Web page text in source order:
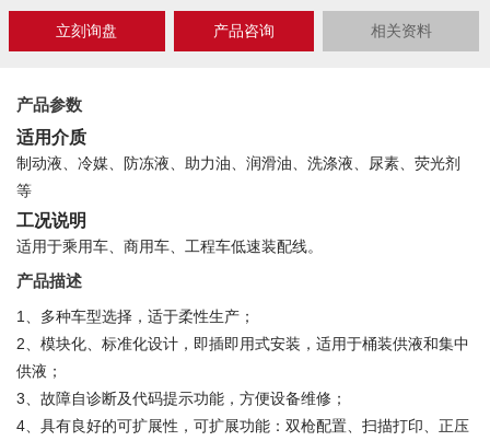
立刻询盘 产品咨询 相关资料
产品参数
适用介质
制动液、冷媒、防冻液、助力油、润滑油、洗涤液、尿素、荧光剂
等
工况说明
适用于乘用车、商用车、工程车低速装配线。
产品描述
1、多种车型选择，适于柔性生产；
2、模块化、标准化设计，即插即用式安装，适用于桶装供液和集中
供液；
3、故障自诊断及代码提示功能，方便设备维修；
4、具有良好的可扩展性，可扩展功能：双枪配置、扫描打印、正压